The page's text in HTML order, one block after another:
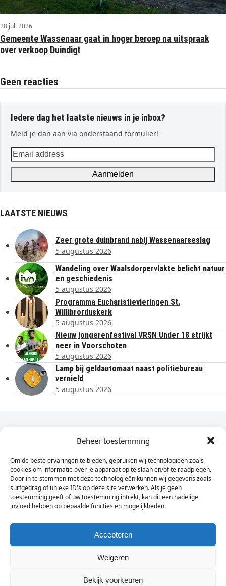
Beheer toestemming
Om de beste ervaringen te bieden, gebruiken wij technologieën zoals
cookies om informatie over je apparaat op te slaan en/of te raadplegen.
Door in te stemmen met deze technologieën kunnen wij gegevens zoals
surfgedrag of unieke ID's op deze site verwerken. Als je geen
toestemming geeft of uw toestemming intrekt, kan dit een nadelige
invloed hebben op bepaalde functies en mogelijkheden.
Accepteren
Weigeren
Bekijk voorkeuren
28 juli 2026
Gemeente Wassenaar gaat in hoger beroep na uitspraak
over verkoop Duindigt
Geen reacties
Iedere dag het laatste nieuws in je inbox?
Meld je dan aan via onderstaand formulier!
Email
address
Aanmelden
LAATSTE NIEUWS
Zeer grote duinbrand nabij Wassenaarseslag
5 augustus 2026
Wandeling over Waalsdorpervlakte belicht natuur
en geschiedenis
5 augustus 2026
Programma Eucharistievieringen St.
Willibrorduskerk
5 augustus 2026
Nieuw jongerenfestival VRSN Under 18 strijkt
neer in Voorschoten
5 augustus 2026
Lamp bij geldautomaat naast politiebureau
vernield
5 augustus 2026
Dagelijks het laatste nieuws in je e-mail?
Vul
hier
je
e-
mailadres
in
Sign Up